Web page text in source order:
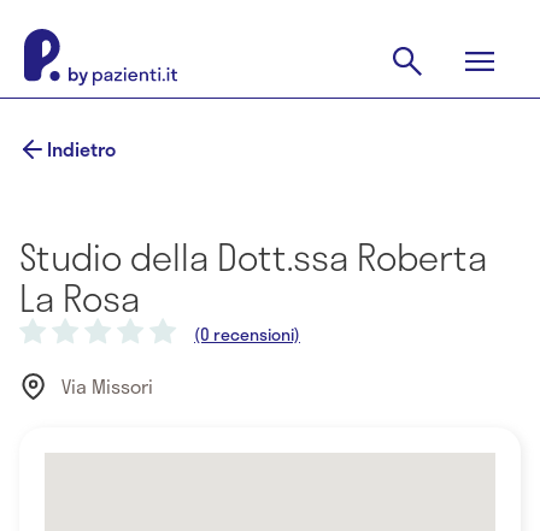
Indietro
Studio della Dott.ssa Roberta
La Rosa
(0 recensioni)
Via Missori